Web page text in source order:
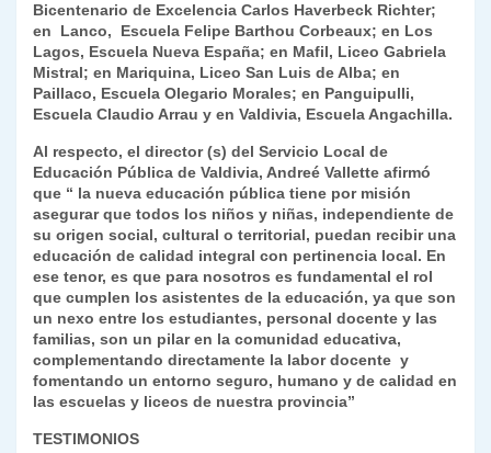
Bicentenario de Excelencia Carlos Haverbeck Richter;
en Lanco, Escuela Felipe Barthou Corbeaux; en Los
Lagos, Escuela Nueva España; en Mafil, Liceo Gabriela
Mistral; en Mariquina, Liceo San Luis de Alba; en
Paillaco, Escuela Olegario Morales; en Panguipulli,
Escuela Claudio Arrau y en Valdivia, Escuela Angachilla.
Al respecto, el director (s) del Servicio Local de
Educación Pública de Valdivia, Andreé Vallette afirmó
que “ la nueva educación pública tiene por misión
asegurar que todos los niños y niñas, independiente de
su origen social, cultural o territorial, puedan recibir una
educación de calidad integral con pertinencia local. En
ese tenor, es que para nosotros es fundamental el rol
que cumplen los asistentes de la educación, ya que son
un nexo entre los estudiantes, personal docente y las
familias, son un pilar en la comunidad educativa,
complementando directamente la labor docente y
fomentando un entorno seguro, humano y de calidad en
las escuelas y liceos de nuestra provincia”
TESTIMONIOS